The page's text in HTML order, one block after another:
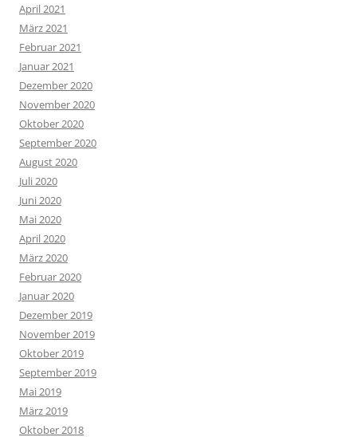
April 2021
März 2021
Februar 2021
Januar 2021
Dezember 2020
November 2020
Oktober 2020
September 2020
August 2020
Juli 2020
Juni 2020
Mai 2020
April 2020
März 2020
Februar 2020
Januar 2020
Dezember 2019
November 2019
Oktober 2019
September 2019
Mai 2019
März 2019
Oktober 2018